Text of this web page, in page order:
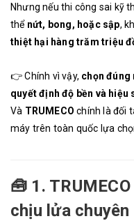
Nhưng nếu thi công sai kỹ
thể nứt, bong, hoặc sập,
thiệt hại hàng trăm triệu
👉 Chính vì vậy, chọn đúng
quyết định độ bền và hiệu
Và TRUMECO chính là đối
máy trên toàn quốc lựa
🧰 1.
chịu lửa